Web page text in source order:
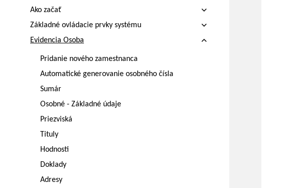
Ako začať
Základné ovládacie prvky systému
Evidencia Osoba
Pridanie nového zamestnanca
Automatické generovanie osobného čísla
Sumár
Osobné - Základné údaje
Priezviská
Tituly
Hodnosti
Doklady
Adresy